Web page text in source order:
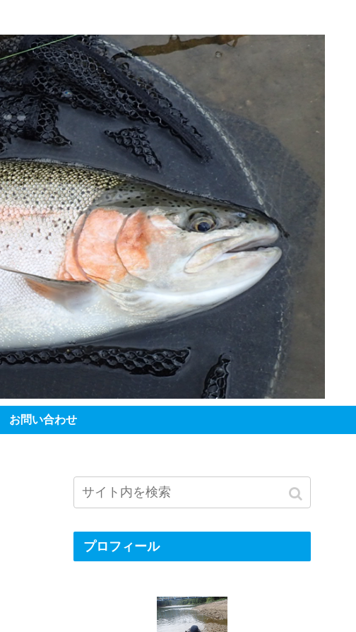
お問い合わせ
プロフィール